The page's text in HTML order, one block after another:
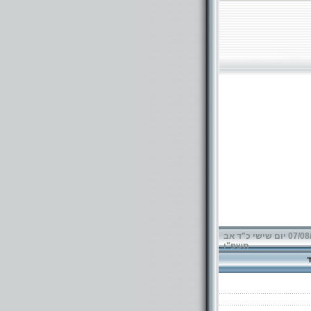
07/08/2026 יום שישי כ"ד אב
תשפ"ו